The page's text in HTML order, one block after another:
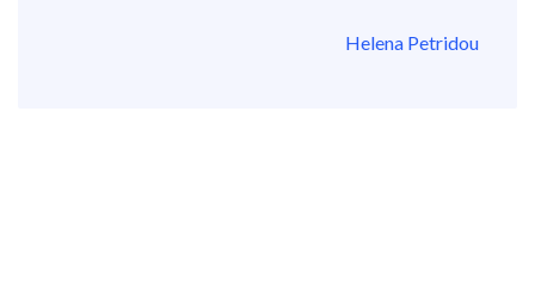
Helena Petridou